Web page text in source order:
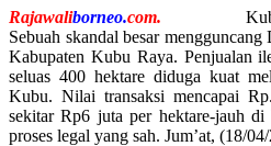
Rajawaliborneo.com.
Sebuah skandal besar
Kabupaten Kubu Raya. Penjualan
seluas 400 hektare diduga kuat
Kubu. Nilai transaksi mencapai
sekitar Rp6 juta per hektare-jauh di
proses legal yang sah. Jum’at, (18/